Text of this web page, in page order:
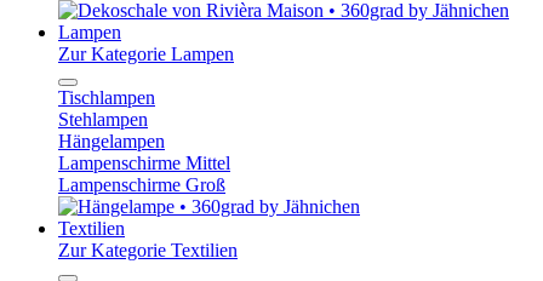
Lampen
Zur Kategorie Lampen
Tischlampen
Stehlampen
Hängelampen
Lampenschirme Mittel
Lampenschirme Groß
Textilien
Zur Kategorie Textilien